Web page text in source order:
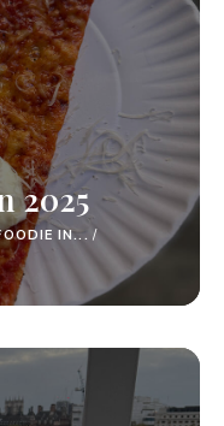
2025
IN... /